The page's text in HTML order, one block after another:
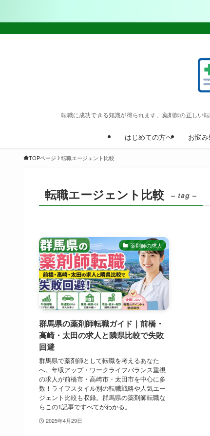
転職に成功できる知識が得られます。薬剤師の正しい
はじめての方へ お悩
TOPページ 転職エージェント比較
転職エージェント比較 – tag –
薬剤師の求人
群馬県の薬剤師転職ガイド｜前橋・
高崎・太田の求人と隣県比較で失敗
回避
群馬県で薬剤師として転職を考えるあなた
へ。年収アップ・ワークライフバランス重視
の求人が前橋市・高崎市・太田市を中心に多
数！ライフスタイル別の転職戦略や人気エー
ジェント比較も収録。群馬県の薬剤師転職な
らこの1記事ですべてがわかる。
2025年4月29日